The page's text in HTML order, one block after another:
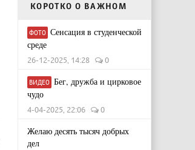
КОРОТКО О ВАЖНОМ
ФОТО Сенсация в студенческой
среде
26-12-2025, 14:28 0
ВИДЕО Бег, дружба и цирковое
чудо
4-04-2025, 22:06 0
Желаю десять тысяч добрых
дел